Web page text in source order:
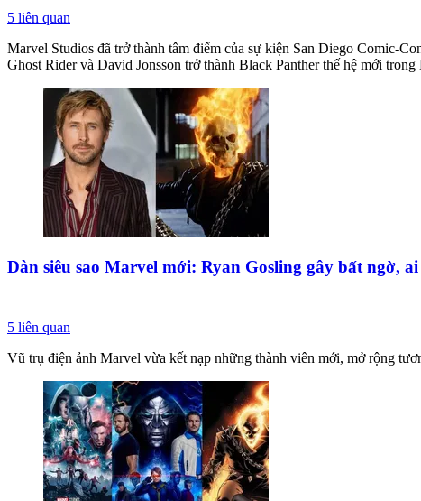
5 liên quan
Marvel Studios đã trở thành tâm điểm của sự kiện San Diego Comic-
Ghost Rider và David Jonsson trở thành Black Panther thế hệ mới trong
Dàn siêu sao Marvel mới: Ryan Gosling gây bất ngờ,
5 liên quan
Vũ trụ điện ảnh Marvel vừa kết nạp những thành viên mới, mở rộng